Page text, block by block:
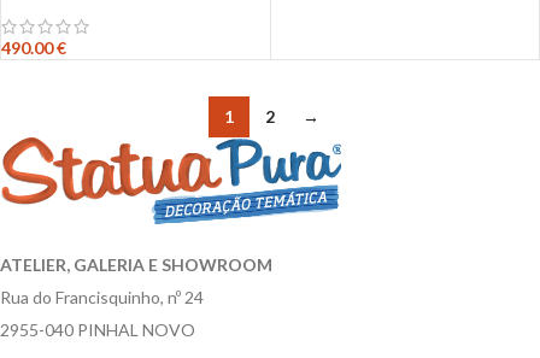
490.00€
1 2 →
ATELIER, GALERIA E SHOWROOM
Rua do Francisquinho, nº 24
2955-040 PINHAL NOVO